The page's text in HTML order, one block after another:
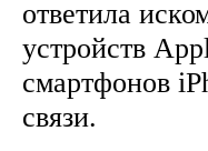
ответила
устройств
смартфонов
связи.